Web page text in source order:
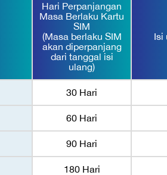
Hari Perpanjangan
Masa Berlaku Kartu
SIM
(Masa berlaku SIM
akan diperpanjang
dari tanggal isi
ulang)
Isi
30 Hari
60 Hari
90 Hari
180 Hari